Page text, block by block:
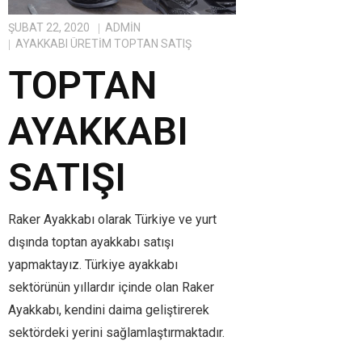
ŞUBAT 22, 2020
ADMIN
AYAKKABI ÜRETIM TOPTAN SATIŞ
TOPTAN
AYAKKABI
SATIŞI
Raker Ayakkabı olarak Türkiye ve yurt
dışında toptan ayakkabı satışı
yapmaktayız. Türkiye ayakkabı
sektörünün yıllardır içinde olan Raker
Ayakkabı, kendini daima geliştirerek
sektördeki yerini sağlamlaştırmaktadır.